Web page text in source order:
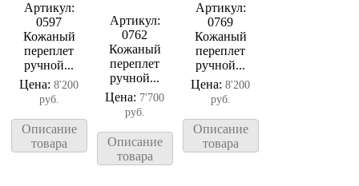
Артикул:
0597
Кожаный
переплет
ручной...
Цена:8'200
руб.
Описание
товара
Артикул:
0762
Кожаный
переплет
ручной...
Цена: 7'700
руб.
Описание
товара
Артикул:
0769
Кожаный
переплет
ручной...
Цена:8'200
руб.
Описание
товара